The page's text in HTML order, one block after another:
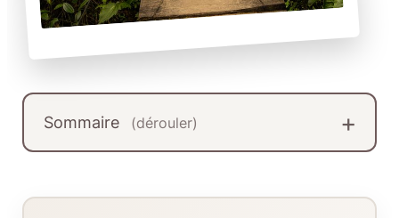
Sommaire (dérouler)